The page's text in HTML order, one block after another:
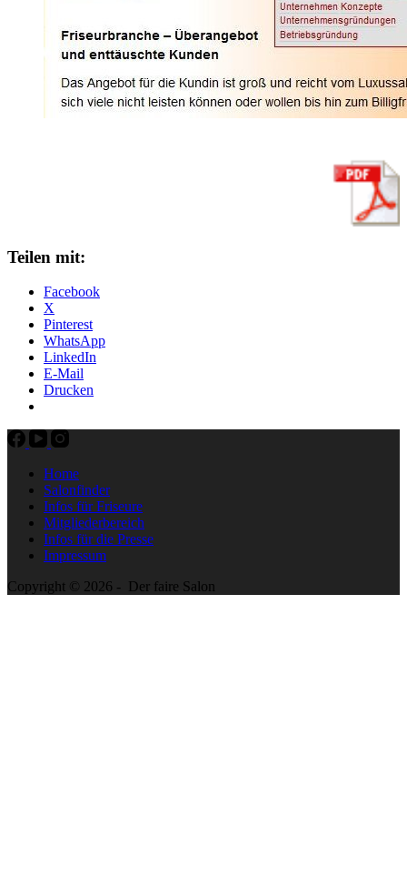
Teilen mit:
Facebook
X
Pinterest
WhatsApp
LinkedIn
E-Mail
Drucken
Home
Salonfinder
Infos für Friseure
Mitgliederbereich
Infos für die Presse
Impressum
Copyright © 2026 - Der faire Salon